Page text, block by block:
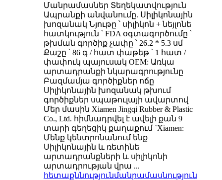
Մանրամասներ Տեղեկատվություն
Ապրանքի անվանումը. Սիլիկոնային
խոզանակ Նյութը ՝ սիլիկոն + նեյլոնե
հատկություն ՝ FDA օգտագործումը ՝
թխման գործիք չափը ՝ 26.2 * 5.3 սմ
Քաշը ՝ 86 գ / հատ փաթեթ ՝ 1 հատ /
փափուկ պայուսակ OEM: Առկա
արտադրանքի նկարագրությունը
Բազմամյա գործիքներ ոճը
Սիլիկոնային խոզանակ թխում
գործիքներ սպաթուլայի ավարտով
Մեր մասին Xiamen Jingqi Rubber & Plastic
Co., Ltd. հիմնադրվել է ավելի քան 9
տարի գեղեցիկ քաղաքում `Xiamen:
Մենք կենտրոնանում ենք
Սիլիկոնային և ռետինե
արտադրանքների և սիլիկոնի
արտադրության վրա ...
հետաքննությունմանրամասնություն